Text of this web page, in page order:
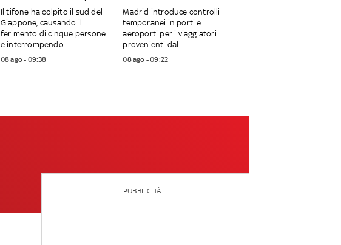
Il tifone ha colpito il sud del
Giappone, causando il
ferimento di cinque persone
e interrompendo...
08 ago - 09:38
Madrid introduce controlli
temporanei in porti e
aeroporti per i viaggiatori
provenienti dal...
08 ago - 09:22
PUBBLICITÀ